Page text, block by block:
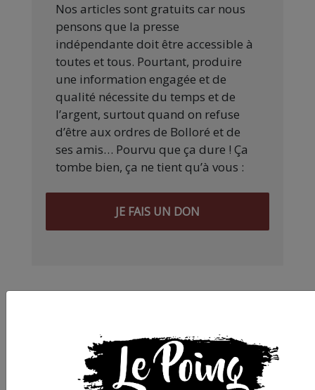
Nos articles sont gratuits car nous
pensons que la presse
indépendante doit être accessible à
toutes et tous. Pourtant, produire
une information engagée et de
qualité nécessite du temps et de
l’argent, surtout quand on refuse
d’être aux ordres de Bolloré et de
ses amis… Pourvu que ça dure ! Ça
tombe bien, ça ne tient qu’à vous :
JE FAIS UN DON